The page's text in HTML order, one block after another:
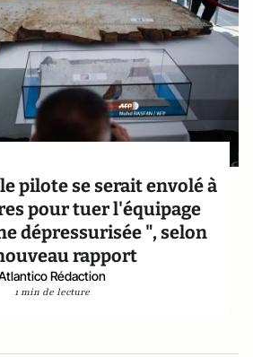
pilote se serait envolé à
pour tuer l'équipage
dépressurisée ", selon
rapport
Rédaction
1 min de lecture